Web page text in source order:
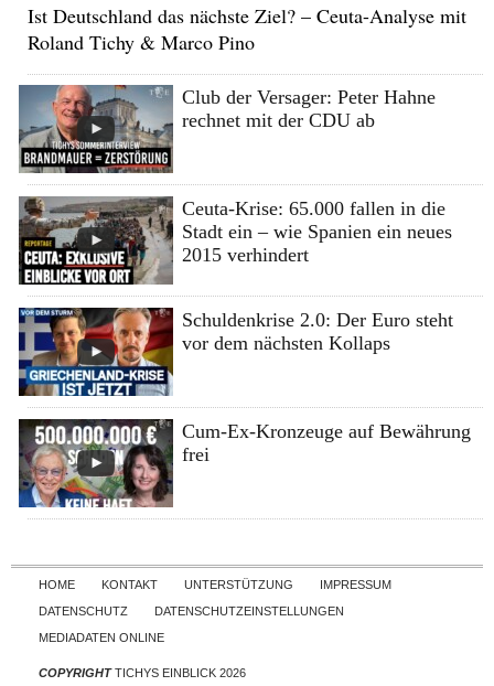
Ist Deutschland das nächste Ziel? – Ceuta-Analyse mit
Roland Tichy & Marco Pino
Club der Versager: Peter Hahne
rechnet mit der CDU ab
Ceuta-Krise: 65.000 fallen in die
Stadt ein – wie Spanien ein neues
2015 verhindert
Schuldenkrise 2.0: Der Euro steht
vor dem nächsten Kollaps
Cum-Ex-Kronzeuge auf Bewährung
frei
Skip to content
HOME KONTAKT UNTERSTÜTZUNG
IMPRESSUM
DATENSCHUTZ
DATENSCHUTZEINSTELLUNGEN
MEDIADATEN ONLINE
COPYRIGHTTICHYS EINBLICK 2026